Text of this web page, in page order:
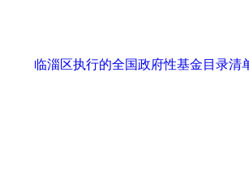
临淄区执行的全国政府性基金目录清